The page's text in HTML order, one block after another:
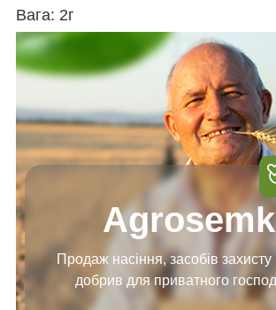
Вага: 2г
Продаж насіння, засобів
добрив для приватного